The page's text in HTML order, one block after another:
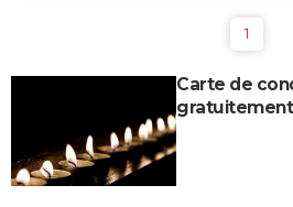
1
Carte de